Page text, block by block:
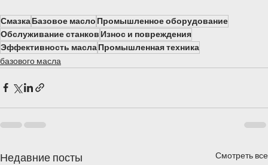
СмазкаБазовое масло Промышленное оборудование
Обслуживание станков Износ и повреждения
Эффективность маслаПромышленная техника
базового масла
Недавние посты Смотреть все